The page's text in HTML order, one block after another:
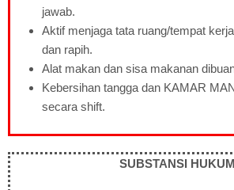
jawab.
Aktif menjaga tata ruang/tempat
dan rapih.
Alat makan dan sisa makanan
Kebersihan tangga dan KAMAR
secara shift.
SUBSTANSI HUKUM